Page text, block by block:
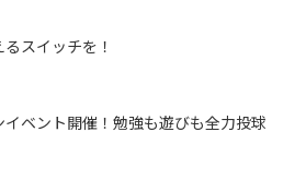
スイッチを！
ベント開催！勉強も遊びも全力投球